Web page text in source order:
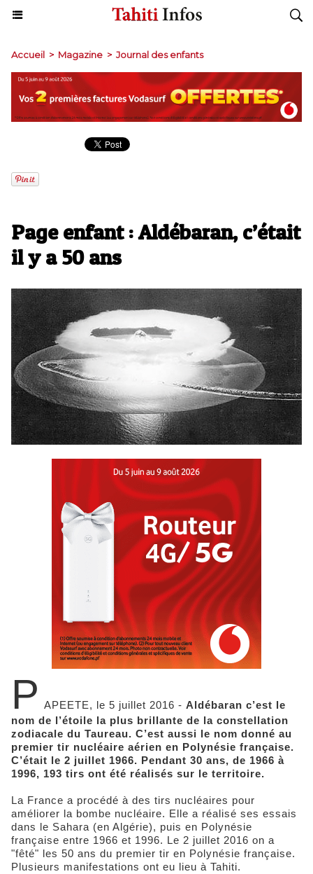
Accueil > Magazine > Journal des enfants
Page enfant : Aldébaran, c’était
il y a 50 ans
P APEETE, le 5 juillet 2016 - Aldébaran c’est le
nom de l’étoile la plus brillante de la constellation
zodiacale du Taureau. C’est aussi le nom donné au
premier tir nucléaire aérien en Polynésie française.
C’était le 2 juillet 1966. Pendant 30 ans, de 1966 à
1996, 193 tirs ont été réalisés sur le territoire.
La France a procédé à des tirs nucléaires pour
améliorer la bombe nucléaire. Elle a réalisé ses essais
dans le Sahara (en Algérie), puis en Polynésie
française entre 1966 et 1996. Le 2 juillet 2016 on a
"fêté" les 50 ans du premier tir en Polynésie française.
Plusieurs manifestations ont eu lieu à Tahiti.